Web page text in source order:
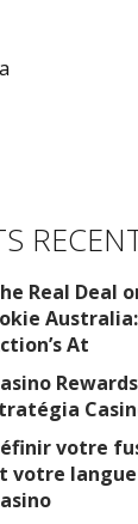
Real Deal
At
votre
votre langue